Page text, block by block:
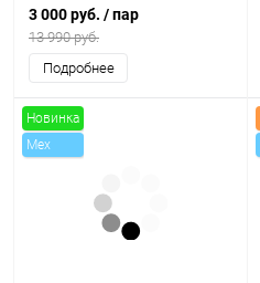
3 000 руб. / пар
13 990 руб.
Подробнее
Новинка
Mex